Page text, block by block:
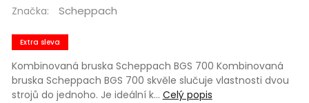
Značka:
Scheppach
Extra sleva
Kombinovaná bruska Scheppach BGS 700 Kombinovaná
bruska Scheppach BGS 700 skvěle slučuje vlastnosti dvou
strojů do jednoho. Je ideální k… Celý popis